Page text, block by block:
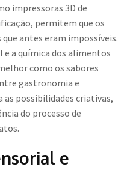
impressoras 3D de
permitem que os
antes eram impossíveis.
e a química dos alimentos
como os sabores
gastronomia e
possibilidades criativas,
do processo de
e